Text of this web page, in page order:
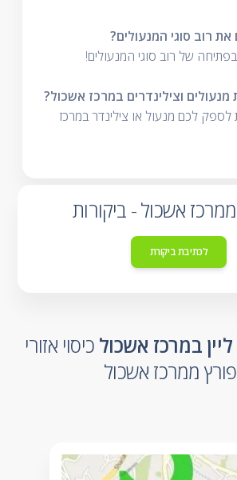
רוב סוגי המנעולים?
של רוב סוגי המנעולים!
וצילינדרים במרכז אשכול?
לספק לכם מנעול או צילינדר במרכז
אשכול - ביקורות
לכתיבת ביקורת
במרכז אשכול כיסוי אזורי
ממרכז אשכול